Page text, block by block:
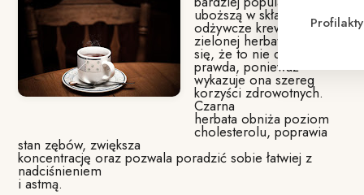
uboższą w składniki
odżywcze krewną
zielonej herbaty. Okazuje
się, że to nie do końca
prawda, ponieważ
wykazuje ona szereg
korzyści zdrowotnych.
Czarna
herbata obniża poziom
cholesterolu, poprawia
stan zębów, zwiększa
koncentrację oraz pozwala poradzić sobie łatwiej z
nadciśnieniem
i astmą.